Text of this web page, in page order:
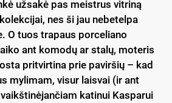
užsakė pas meistrus vitriną
nes ši jau nebetelpa
O tuos trapaus porceliano
ant komodų ar stalų, moteris
pritvirtina prie paviršių – kad
mylimam, visur laisvai (ir ant
katinui Kasparui